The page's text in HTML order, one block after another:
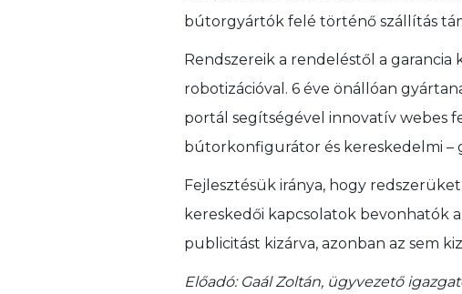
bútorgyártók felé történő szállítás
Rendszereik a rendeléstől a
robotizációval. 6 éve önállóan
portál segítségével innovatív webes
bútorkonfigurátor és kereskedelmi –
Fejlesztésük iránya, hogy
kereskedői kapcsolatok bevonhatók
publicitást kizárva, azonban az sem
Előadó: Gaál Zoltán, ügyvezető